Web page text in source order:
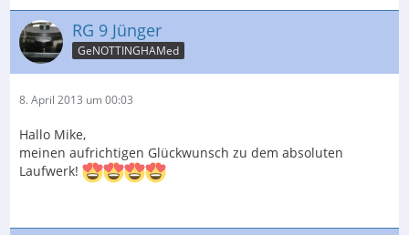
RG 9 Jünger
GeNOTTINGHAMed
8. April 2013 um 00:03
Hallo Mike,
meinen aufrichtigen Glückwunsch zu dem absoluten
Laufwerk!